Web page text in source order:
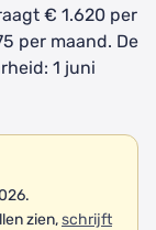
€ 1.620 per
per maand. De
1 juni
zien,schrijft